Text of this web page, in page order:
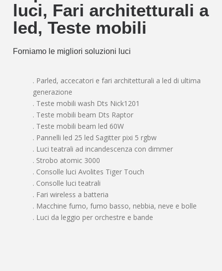
luci, Fari architetturali a
led, Teste mobili
Forniamo le migliori soluzioni luci
. Parled, accecatori e fari architetturali a led di ultima
generazione
. Teste mobili wash Dts Nick1201
. Teste mobili beam Dts Raptor
. Teste mobili beam led 60W
. Pannelli led 25 led Sagitter pixi 5 rgbw
. Luci teatrali ad incandescenza con dimmer
. Strobo atomic 3000
. Consolle luci Avolites Tiger Touch
. Consolle luci teatrali
. Fari wireless a batteria
. Macchine fumo, fumo basso, nebbia, neve e bolle
. Luci da leggio per orchestre e bande